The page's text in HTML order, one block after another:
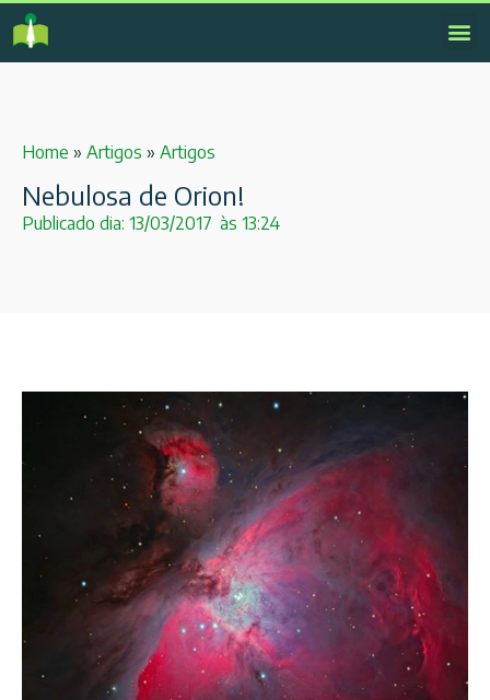
Home » Artigos » Artigos
Nebulosa de Orion!
Publicado dia: 13/03/2017 às 13:24